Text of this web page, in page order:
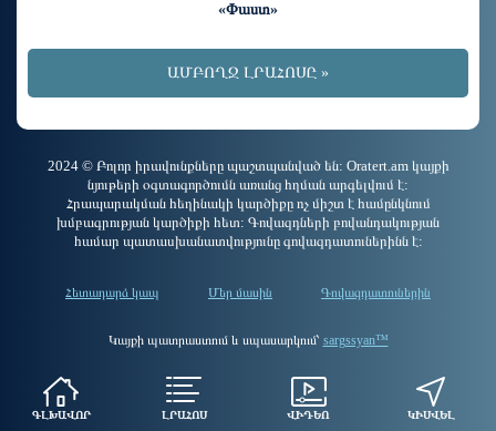
ԳԼԽԱՎՈՐ ԼՐԱՀՈՍ ՎԻԴԵՈ ԿԻՍՎԵԼ
«Փաստ»
ԱՄԲՈՂՋ ԼՐԱՀՈՍԸ »
2024 © Բոլոր իրավունքները պաշտպանված են: Oratert.am կայքի
նյութերի օգտագործումն առանց հղման արգելվում է:
Հրապարակման հեղինակի կարծիքը ոչ միշտ է համընկնում
խմբագրության կարծիքի հետ: Գովազդների բովանդակության
համար պատասխանատվությունը գովազդատուներինն է:
Հետադարձ կապ Մեր մասին Գովազդատուներին
Կայքի պատրաստում և սպասարկում՝ sargssyan™